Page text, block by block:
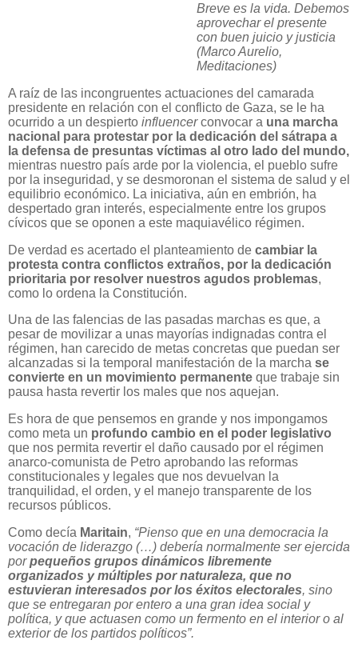
Breve es la vida. Debemos
aprovechar el presente
con buen juicio y justicia
(Marco Aurelio,
Meditaciones)
A raíz de las incongruentes actuaciones del camarada
presidente en relación con el conflicto de Gaza, se le ha
ocurrido a un despierto influencerconvocar a una marcha
nacional para protestar por la dedicación del sátrapa a
la defensa de presuntas víctimas al otro lado del mundo,
mientras nuestro país arde por la violencia, el pueblo sufre
por la inseguridad, y se desmoronan el sistema de salud y el
equilibrio económico. La iniciativa, aún en embrión, ha
despertado gran interés, especialmente entre los grupos
cívicos que se oponen a este maquiavélico régimen.
De verdad es acertado el planteamiento de cambiar la
protesta contra conflictos extraños, por la dedicación
prioritaria por resolver nuestros agudos problemas,
como lo ordena la Constitución.
Una de las falencias de las pasadas marchas es que, a
pesar de movilizar a unas mayorías indignadas contra el
régimen, han carecido de metas concretas que puedan ser
alcanzadas si la temporal manifestación de la marcha se
convierte en un movimiento permanente que trabaje sin
pausa hasta revertir los males que nos aquejan.
Es hora de que pensemos en grande y nos impongamos
como meta un profundo cambio en el poder legislativo
que nos permita revertir el daño causado por el régimen
anarco-comunista de Petro aprobando las reformas
constitucionales y legales que nos devuelvan la
tranquilidad, el orden, y el manejo transparente de los
recursos públicos.
Como decía Maritain, “Pienso que en una democracia la
vocación de liderazgo (…) debería normalmente ser ejercida
porpequeños grupos dinámicos libremente
organizados y múltiples por naturaleza, que no
estuvieran interesados por los éxitos electorales, sino
que se entregaran por entero a una gran idea social y
política, y que actuasen como un fermento en el interior o al
exterior de los partidos políticos”.